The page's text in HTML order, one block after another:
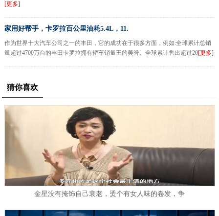
[更多]
家用好帮手，卡罗拉百公里油耗5.4L，11.
作为世界十大汽车公司之一的丰田，它的成功在于很多方面，例如:全球累计总销
量超过4700万台的丰田卡罗拉拥有轿车销量王的美誉、全球累计售出超过20[更多]
猜你喜欢
金星没有掩饰自己衰老，烫个有女人味的卷发，争